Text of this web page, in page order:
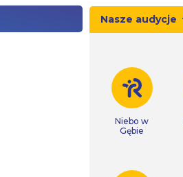
Nasze audycje
Niebo w
Gębie